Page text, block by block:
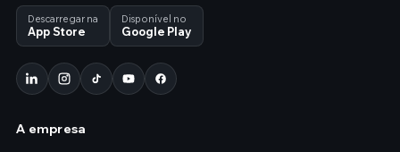
Descarregar na
App Store
Disponível no
Google Play
A empresa